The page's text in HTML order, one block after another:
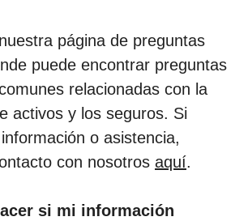
página de preguntas
puede encontrar preguntas
relacionadas con la
activos y los seguros. Si
o asistencia,
con nosotros aquí.
si mi información